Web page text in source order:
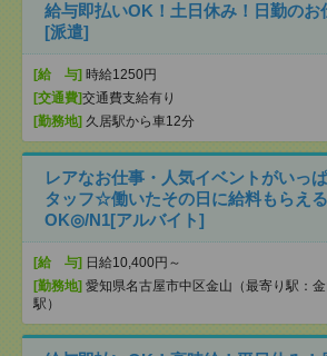
給与即払いOK！土日休み！日勤のお
[派遣]
[給 与] 時給1250円
[交通費]交通費支給有り
[勤務地] 久居駅から車12分
レアなお仕事・人気イベントがいっ
タッフ☆働いたその日に給料もらえ
OK◎/N1[アルバイト]
[給 与] 日給10,400円～
[勤務地] 愛知県名古屋市中区金山（最寄り駅：
駅）